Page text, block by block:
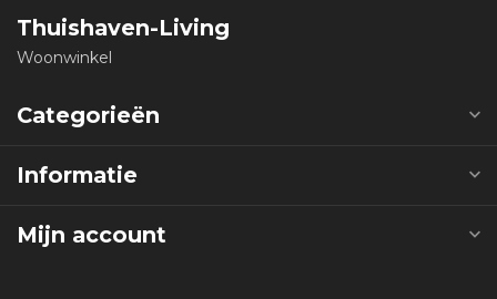
Thuishaven-Living
Woonwinkel
Categorieën
Informatie
Mijn account